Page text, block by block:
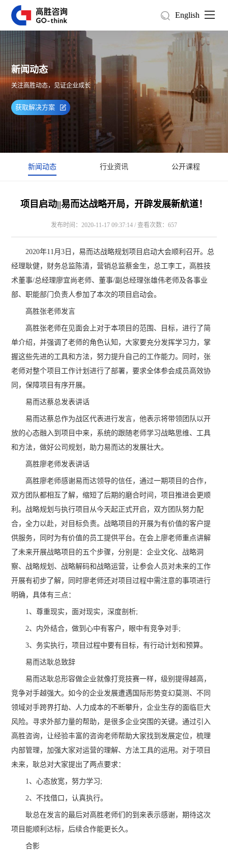
English
新闻动态
关注高胜动态，见证企业成长
获取解决方案
新闻动态 行业资讯 公开课程
项目启动||易而达战略开局，开辟发展新航道！
发布时间：2020-11-17 09:37:14 / 查看次数：657
2020年11月3日，易而达战略规划项目启动大会顺利召开。总
经理耿健，财务总监陈清，营销总监蔡金生，总工李工，高胜技
术董事/总经理廖宜尚老师、董事/副总经理张雄伟老师及各事业
部、职能部门负责人参加了本次的项目启动会。
高胜张老师发言
高胜张老师在见面会上对于本项目的范围、目标，进行了简
单介绍，并强调了老师的角色认知，大家要充分发挥学习力，掌
握这些先进的工具和方法，努力提升自己的工作能力。同时，张
老师对整个项目工作计划进行了部署，要求全体参会成员高效协
同，保障项目有序开展。
易而达蔡总发表讲话
易而达蔡总作为战区代表进行发言，他表示将带领团队以开
放的心态融入到项目中来，系统的跟随老师学习战略思维、工具
和方法，做好公司规划，助力易而达的发展壮大。
高胜廖老师发表讲话
高胜廖老师感谢易而达领导的信任，通过一期项目的合作，
双方团队都相互了解，缩短了后期的磨合时间，项目推进会更顺
利。战略规划与执行项目从今天起正式开启，双方团队努力配
合，全力以赴，对目标负责。战略项目的开展为有价值的客户提
供服务，同时为有价值的员工提供平台。在会上廖老师重点讲解
了未来开展战略项目的五个步骤，分别是：企业文化、战略洞
察、战略规划、战略解码和战略运营，让参会人员对未来的工作
开展有初步了解，同时廖老师还对项目过程中需注意的事项进行
明确，具体有三点：
1、尊重现实，面对现实，深度剖析;
2、内外结合，做到心中有客户，眼中有竞争对手;
3、务实执行，项目过程中要有目标，有行动计划和预算。
易而达耿总致辞
易而达耿总形容做企业就像打竞技赛一样，级别提得越高，
竞争对手越强大。如今的企业发展遭遇国际形势变幻莫测、不同
领域对手跨界打劫、人力成本的不断攀升，企业生存的面临巨大
风险。寻求外部力量的帮助，是很多企业突围的关键。通过引入
高胜咨询，让经验丰富的咨询老师帮助大家找到发展定位，梳理
内部管理，加强大家对运营的理解、方法工具的运用。对于项目
未来，耿总对大家提出了两点要求：
1、心态放宽，努力学习;
2、不找借口，认真执行。
耿总在发言的最后对高胜老师们的到来表示感谢，期待这次
项目能顺利达标，后续合作能更长久。
合影